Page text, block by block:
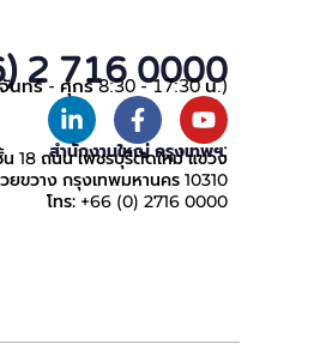
2 716 0000
นทร์ - ศุกร์ 8:30 - 17:30 น.)
สำนักงานใหญ่ กรุงเทพฯ:
น 18 ถนน เพชรบุรีตัดใหม่ แขวง
ยขวาง กรุงเทพมหานคร 10310
โทร: +66 (0) 2716 0000